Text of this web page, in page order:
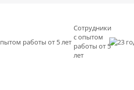
Сотрудники
с опытом
работы от 5
лет